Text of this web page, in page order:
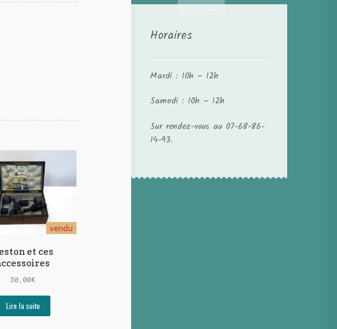
vendu
et ces
30,00€
Lire la suite
Horaires
Mardi : 10h – 12h
Samedi : 10h – 12h
Sur rendez-vous au 07-68-86-
14-93.